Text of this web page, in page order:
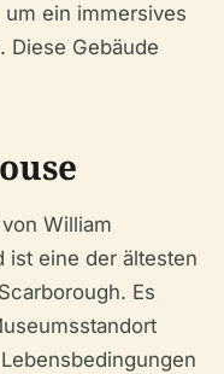
ein immersives
Diese Gebäude
William
ist eine der ältesten
Es